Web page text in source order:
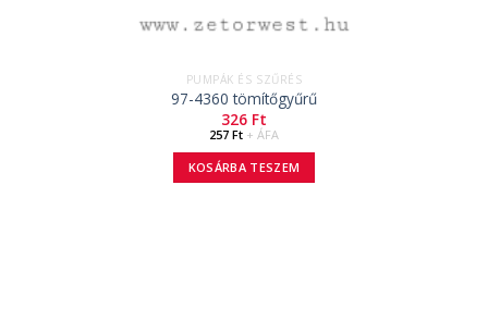
PUMPÁK ÉS SZŰRÉS
97-4360 tömítőgyűrű
326 Ft
257 Ft + ÁFA
KOSÁRBA TESZEM